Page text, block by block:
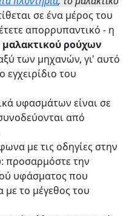
σε ένα μέρος του
απορρυπαντικό - η
ρούχων
των μηχανών, γι' αυτό
εγχειρίδιο του
υφασμάτων είναι σε
από
με τις οδηγίες στην
προσαρμόστε την
υφάσματος που
με το μέγεθος του